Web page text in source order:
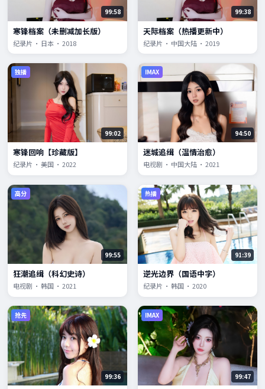
99:58
寒锋档案（未删减加长版）
纪录片 · 日本 · 2018
99:38
天际档案（热播更新中）
纪录片 · 中国大陆 · 2019
独播
99:02
寒锋回响【珍藏版】
纪录片 · 美国 · 2022
IMAX
94:50
迷城追缉（温情治愈）
电视剧 · 中国大陆 · 2021
高分
99:55
狂潮追缉（科幻史诗）
电视剧 · 韩国 · 2021
热播
91:39
逆光边界（国语中字）
纪录片 · 韩国 · 2020
抢先
99:36
IMAX
99:47